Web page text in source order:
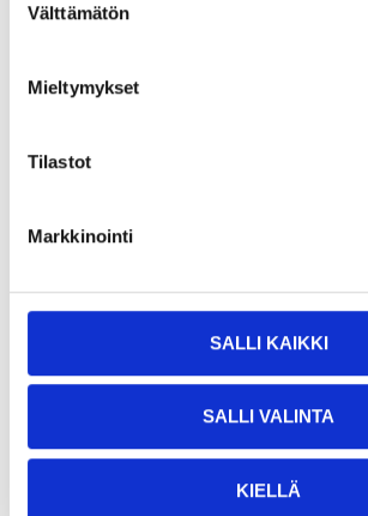
valinta
Välttämätön
Mieltymykset
Tilastot
Markkinointi
SALLI KAIKKI
SALLI VALINTA
KIELLÄ